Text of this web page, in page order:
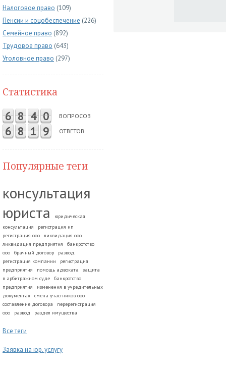
Налоговое право (109)
Пенсии и соцобеспечение (226)
Семейное право (892)
Трудовое право (643)
Уголовное право (297)
Статистика
6 8 4 0 ВОПРОСОВ
6 8 1 9 ОТВЕТОВ
Популярные теги
консультация
юриста
юридическая
консультация
регистрация ип
регистрация ооо
ликвидация ооо
ликвидация предприятия
банкротство
ооо
брачный договор
развод.
регистрация компании
регистрация
предприятия
помощь адвоката
защита
в арбитражном суде
банкротство
предприятия
изменения в учредительных
документах
смена участников ооо
составление договора
перерегистрация
ооо
развод раздел имущества
Все теги
Заявка на юр. услугу